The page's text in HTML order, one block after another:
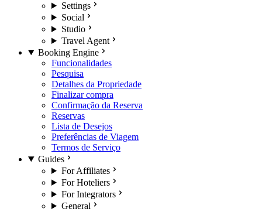
Settings
Social
Studio
Travel Agent
Booking Engine
Funcionalidades
Pesquisa
Detalhes da Propriedade
Finalizar compra
Confirmação da Reserva
Reservas
Lista de Desejos
Preferências de Viagem
Termos de Serviço
Guides
For Affiliates
For Hoteliers
For Integrators
General